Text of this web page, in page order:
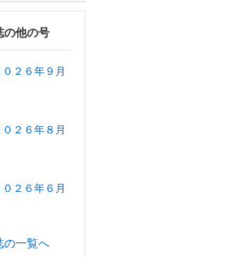
の他の号
２６年９月
２６年８月
２６年６月
の一覧へ